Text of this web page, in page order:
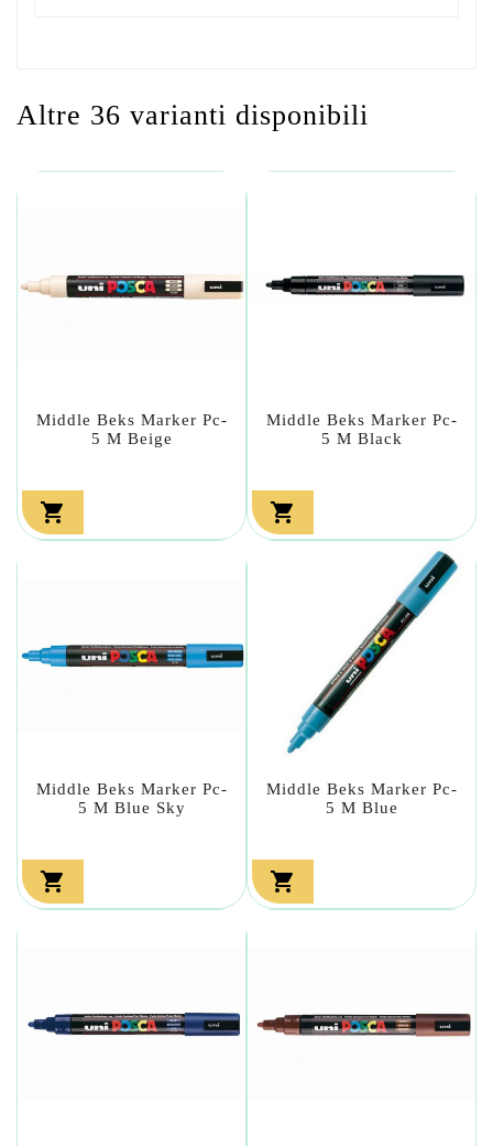
Altre 36 varianti disponibili
Middle Beks Marker Pc-
5 M Beige

Middle Beks Marker Pc-
5 M Black

Middle Beks Marker Pc-
5 M Blue Sky

Middle Beks Marker Pc-
5 M Blue
